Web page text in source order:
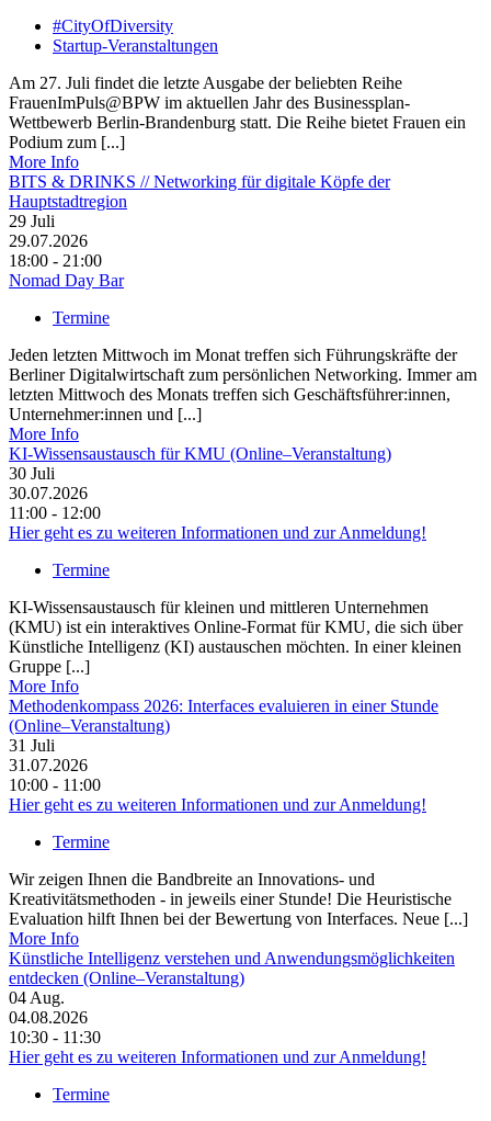
#CityOfDiversity
Startup-Veranstaltungen
Am 27. Juli findet die letzte Ausgabe der beliebten Reihe
FrauenImPuls@BPW im aktuellen Jahr des Businessplan-
Wettbewerb Berlin-Brandenburg statt. Die Reihe bietet Frauen ein
Podium zum [...]
More Info
BITS & DRINKS // Networking für digitale Köpfe der
Hauptstadtregion
29 Juli
29.07.2026
18:00 - 21:00
Nomad Day Bar
Termine
Jeden letzten Mittwoch im Monat treffen sich Führungskräfte der
Berliner Digitalwirtschaft zum persönlichen Networking. Immer am
letzten Mittwoch des Monats treffen sich Geschäftsführer:innen,
Unternehmer:innen und [...]
More Info
KI-Wissensaustausch für KMU (Online–Veranstaltung)
30 Juli
30.07.2026
11:00 - 12:00
Hier geht es zu weiteren Informationen und zur Anmeldung!
Termine
KI-Wissensaustausch für kleinen und mittleren Unternehmen
(KMU) ist ein interaktives Online-Format für KMU, die sich über
Künstliche Intelligenz (KI) austauschen möchten. In einer kleinen
Gruppe [...]
More Info
Methodenkompass 2026: Interfaces evaluieren in einer Stunde
(Online–Veranstaltung)
31 Juli
31.07.2026
10:00 - 11:00
Hier geht es zu weiteren Informationen und zur Anmeldung!
Termine
Wir zeigen Ihnen die Bandbreite an Innovations- und
Kreativitätsmethoden - in jeweils einer Stunde! Die Heuristische
Evaluation hilft Ihnen bei der Bewertung von Interfaces. Neue [...]
More Info
Künstliche Intelligenz verstehen und Anwendungsmöglichkeiten
entdecken (Online–Veranstaltung)
04 Aug.
04.08.2026
10:30 - 11:30
Hier geht es zu weiteren Informationen und zur Anmeldung!
Termine